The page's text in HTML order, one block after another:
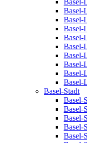
Basel-
Basel-
Basel-
Basel-
Basel-
Basel-
Basel-
Basel-
Basel-
Basel-
Basel-Stadt
Basel-
Basel-
Basel-
Basel-
Basel-